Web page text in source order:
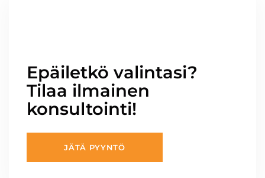
Epäiletkö valintasi?
Tilaa ilmainen
konsultointi!
JÄTÄ PYYNTÖ